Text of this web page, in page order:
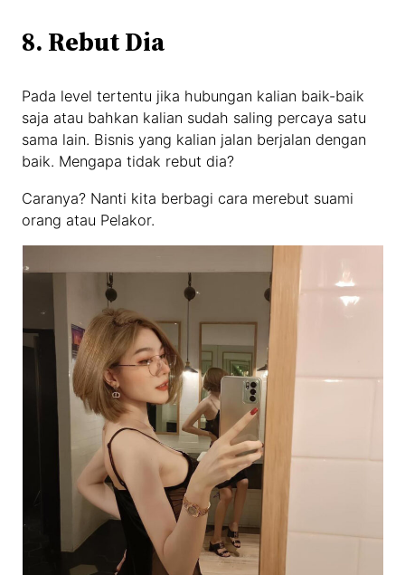
8. Rebut Dia
Pada level tertentu jika hubungan kalian baik-baik
saja atau bahkan kalian sudah saling percaya satu
sama lain. Bisnis yang kalian jalan berjalan dengan
baik. Mengapa tidak rebut dia?
Caranya? Nanti kita berbagi cara merebut suami
orang atau Pelakor.